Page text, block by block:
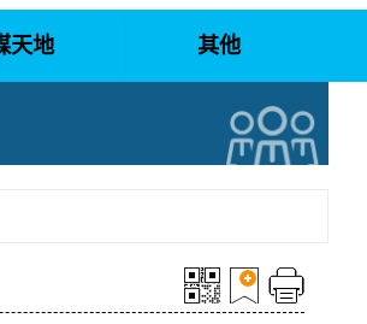
天地 其他